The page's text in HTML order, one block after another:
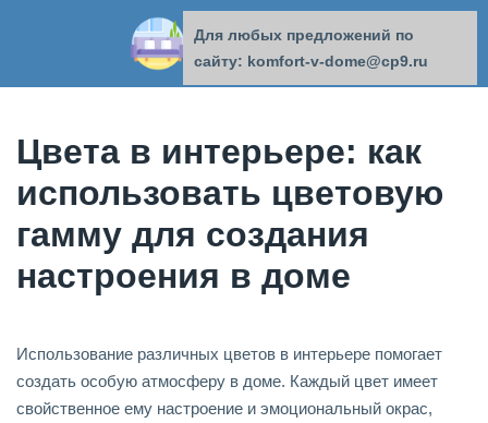
КОМФОРТ В ДОМЕ
Цвета в интерьере: как
использовать цветовую
гамму для создания
настроения в доме
Использование различных цветов в интерьере помогает
создать особую атмосферу в доме. Каждый цвет имеет
свойственное ему настроение и эмоциональный окрас,
Для любых предложений по
сайту: komfort-v-dome@cp9.ru